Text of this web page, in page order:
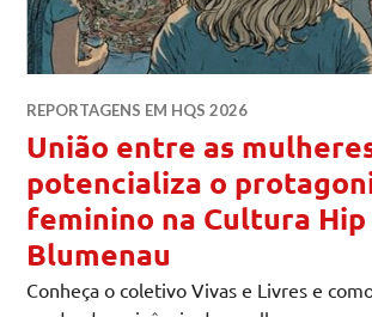
REPORTAGENS EM HQS 2026
União entre as
potencializa o
feminino na Cultura Hip
Blumenau
Conheça o coletivo Vivas e Livres e